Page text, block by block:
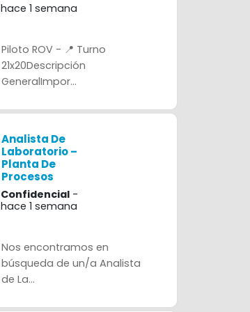
hace 1 semana
Piloto ROV - 📍 Turno
21x20Descripción
GeneralImpor...
Analista De
Laboratorio –
Planta De
Procesos
Confidencial -
hace 1 semana
Nos encontramos en
búsqueda de un/a Analista
de La...